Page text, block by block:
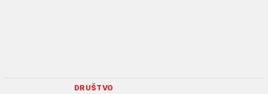
DRUŠTVO